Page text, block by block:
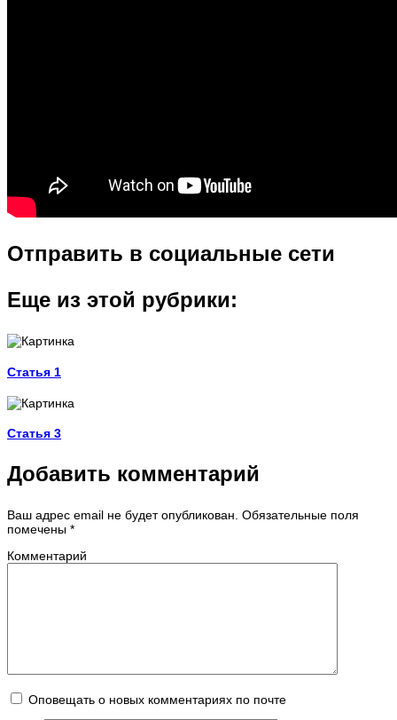
Отправить в социальные сети
Еще из этой рубрики:
Статья 1
Статья 3
Добавить комментарий
Ваш адрес email не будет опубликован. Обязательные поля
помечены *
Комментарий
Оповещать о новых комментариях по почте